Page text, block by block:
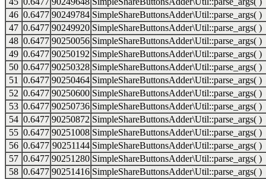
46 0.6477 90249784 SimpleShareButtonsAdder\Util::parse_args( )
47 0.6477 90249920 SimpleShareButtonsAdder\Util::parse_args( )
48 0.6477 90250056 SimpleShareButtonsAdder\Util::parse_args( )
49 0.6477 90250192 SimpleShareButtonsAdder\Util::parse_args( )
50 0.6477 90250328 SimpleShareButtonsAdder\Util::parse_args( )
51
0.6477 90250464 SimpleShareButtonsAdder\Util::parse_args( )
52 0.6477 90250600 SimpleShareButtonsAdder\Util::parse_args( )
53 0.6477 90250736 SimpleShareButtonsAdder\Util::parse_args( )
54 0.6477 90250872 SimpleShareButtonsAdder\Util::parse_args( )
55 0.6477 90251008 SimpleShareButtonsAdder\Util::parse_args( )
56 0.6477 90251144 SimpleShareButtonsAdder\Util::parse_args( )
57 0.6477 90251280 SimpleShareButtonsAdder\Util::parse_args( )
58 0.6477 90251416 SimpleShareButtonsAdder\Util::parse_args( )